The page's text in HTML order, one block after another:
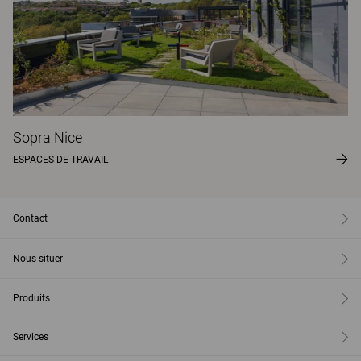
Sopra Nice
ESPACES DE TRAVAIL
Contact
Nous situer
Produits
Services